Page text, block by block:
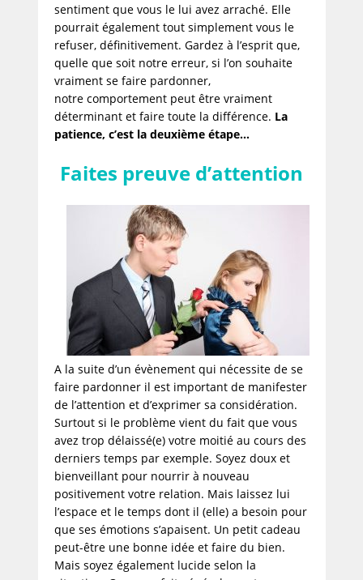
sentiment que vous le lui avez arraché. Elle
pourrait également tout simplement vous le
refuser, définitivement. Gardez à l’esprit que,
quelle que soit notre erreur, si l’on souhaite
vraiment se faire pardonner,
notre comportement peut être vraiment
déterminant et faire toute la différence. La
patience, c’est la deuxième étape…
Faites preuve d’attention
A la suite d’un évènement qui nécessite de se
faire pardonner il est important de manifester
de l’attention et d’exprimer sa considération.
Surtout si le problème vient du fait que vous
avez trop délaissé(e) votre moitié au cours des
derniers temps par exemple. Soyez doux et
bienveillant pour nourrir à nouveau
positivement votre relation. Mais laissez lui
l’espace et le temps dont il (elle) a besoin pour
que ses émotions s’apaisent. Un petit cadeau
peut-être une bonne idée et faire du bien.
Mais soyez également lucide selon la